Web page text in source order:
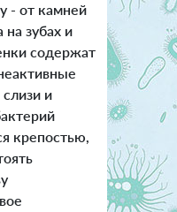
- от камней
на зубах и
содержат
и
крепостью,